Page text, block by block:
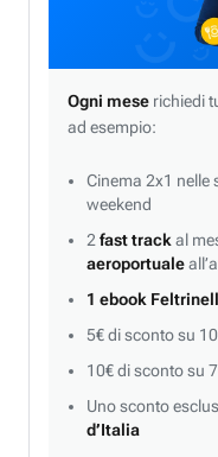
Ogni mese richiedi
ad esempio:
Cinema 2x1 nelle
weekend
2 fast track al
aeroportuale
1 ebook
5€ di sconto su
10€ di sconto su
Uno sconto
d’Italia